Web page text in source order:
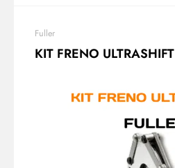
Fuller
KIT FRENO ULTRASHIFT